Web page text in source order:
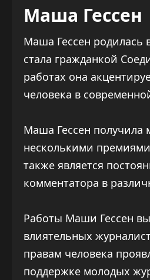
Маша Гессен
Маша Гессен родилась
стала гражданкой
работах она
человека в
Маша Гессен получила
несколькими
также является
комментатора в
Работы Маши Гессен
влиятельных
правам человека
поддержке молодых